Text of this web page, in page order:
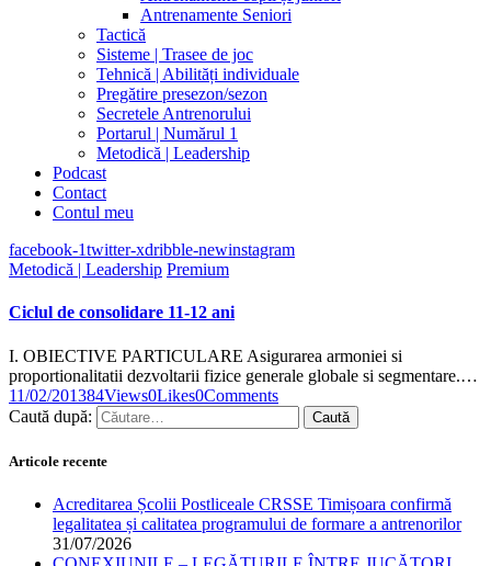
Antrenamente Seniori
Tactică
Sisteme | Trasee de joc
Tehnică | Abilități individuale
Pregătire presezon/sezon
Secretele Antrenorului
Portarul | Numărul 1
Metodică | Leadership
Podcast
Contact
Contul meu
facebook-1twitter-xdribble-newinstagram
Metodică | Leadership Premium
Ciclul de consolidare 11-12 ani
I. OBIECTIVE PARTICULARE Asigurarea armoniei si
proportionalitatii dezvoltarii fizice generale globale si segmentare.…
11/02/201384Views0Likes0Comments
Caută după:
Articole recente
Acreditarea Școlii Postliceale CRSSE Timișoara confirmă
legalitatea și calitatea programului de formare a antrenorilor
31/07/2026